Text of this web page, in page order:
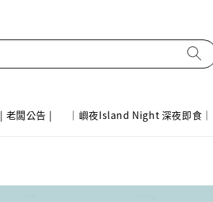
| 老闆公告 | ｜嶼夜Island Night 深夜即食｜